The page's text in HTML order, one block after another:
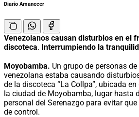
Diario Amanecer
Venezolanos causan disturbios en el
discoteca. Interrumpiendo la
Moyobamba. Un grupo de personas
venezolana estaba causando
de la discoteca “La Collpa”, ubicada
la ciudad de Moyobamba, lugar hasta
personal del Serenazgo para evitar
de control.